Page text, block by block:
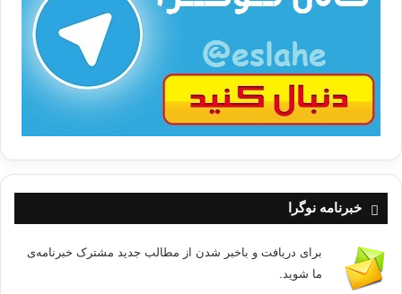
خبرنامه نوگرا
برای دریافت و باخبر شدن از مطالب جدید مشترک خبرنامه‌ی
ما شوید.